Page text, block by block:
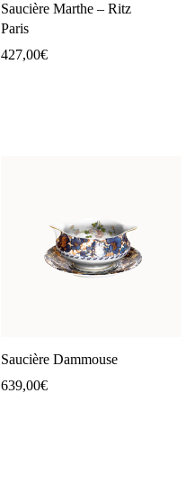
Saucière Marthe – Ritz
Paris
427,00€
Saucière Dammouse
639,00€